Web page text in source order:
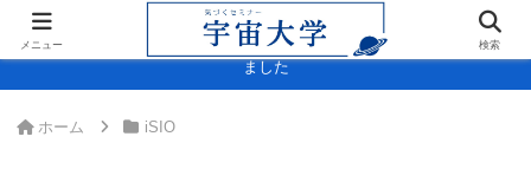
＞＞内閣府「宇宙スキル標準(決定版)」に宇宙大学・宇宙検定が掲載され
ました
ホーム iSIO
メニュー 検索